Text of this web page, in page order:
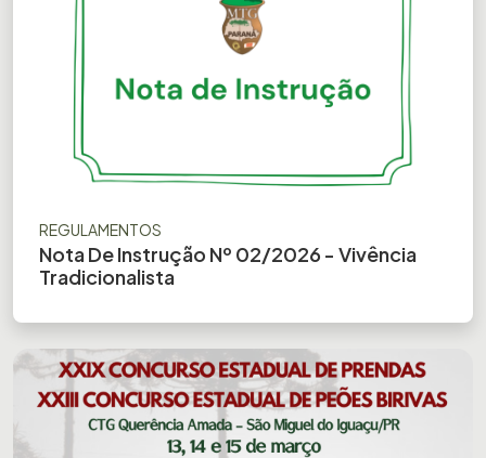
REGULAMENTOS
Nota De Instrução Nº 02/2026 - Vivência
Tradicionalista